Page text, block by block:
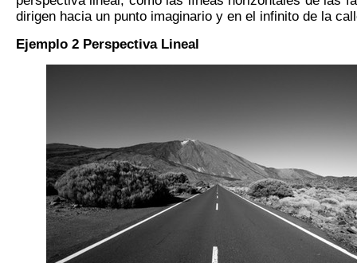
dirigen hacia un punto imaginario y en el infinito de la
Ejemplo 2 Perspectiva Lineal